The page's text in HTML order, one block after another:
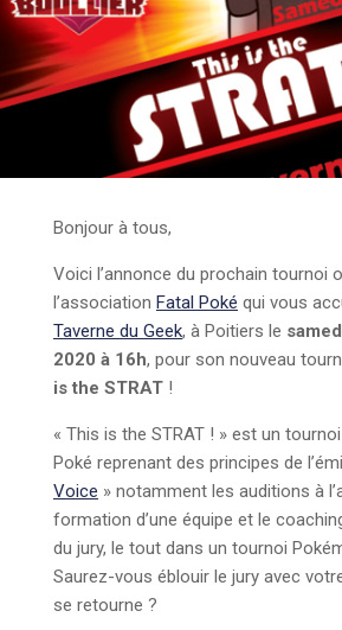
Bonjour à tous,
Voici l’annonce du prochain tournoi
l’association Fatal Poké qui vous
Taverne du Geek, à Poitiers le
2020 à 16h, pour son nouveau
is the STRAT !
« This is the STRAT ! » est un
Poké reprenant des principes de
Voice » notamment les auditions à
formation d’une équipe et le
du jury, le tout dans un tournoi
Saurez-vous éblouir le jury avec
se retourne ?